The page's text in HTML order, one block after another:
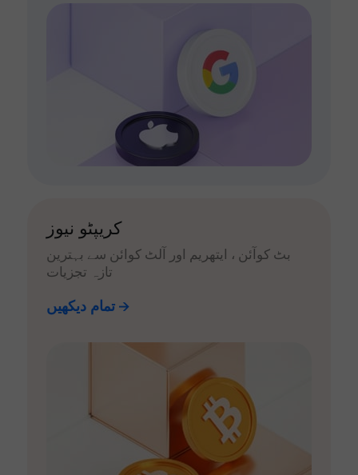
کریپٹو نیوز
بٹ کوآئن ، ایتھریم اور آلٹ کوائن سے بہترین
تازہ تجزیات
تمام دیکھیں